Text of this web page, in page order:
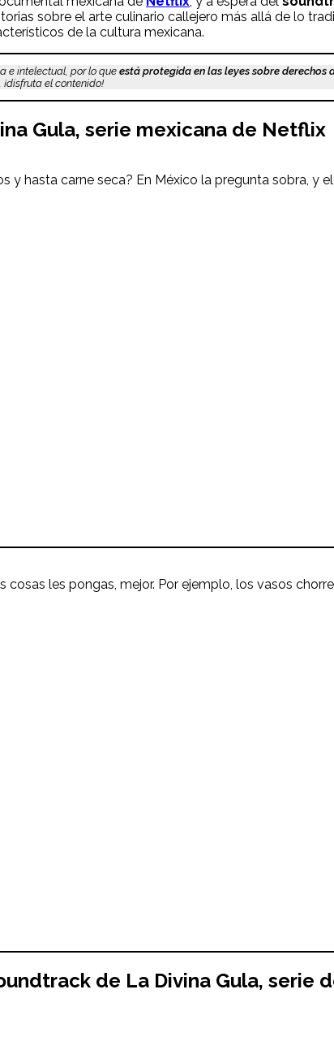
sobre el arte culinario callejero más allá de lo
de la cultura mexicana.
e intelectual, por lo que está protegida en las leyes sobre derechos
el contenido!
Gula, serie mexicana de Netflix
y hasta carne seca? En México la pregunta sobra, y
cosas les pongas, mejor. Por ejemplo, los vasos
de La Divina Gula, serie